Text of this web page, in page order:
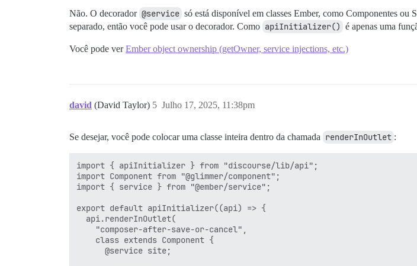
Não. O decorador @service só está disponível em classes Ember, como Componentes ou
separado, então você pode usar o decorador. Como apiInitializer() é apenas uma
Você pode verEmber object ownership (getOwner, service injections, etc.)
david (David Taylor) Julho 17, 2025, 11:38pm
5
Se desejar, você pode colocar uma classe inteira dentro da chamada renderInOutlet :
import { apiInitializer } from "discourse/lib/api";
import Component from "@glimmer/component";
import { service } from "@ember/service";
export default apiInitializer((api) => {
  api.renderInOutlet(
    "composer-after-save-or-cancel",
    class extends Component {
      @service site;